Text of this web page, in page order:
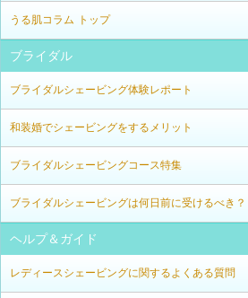
うる肌コラム トップ
ブライダル
ブライダルシェービング体験レポート
和装婚でシェービングをするメリット
ブライダルシェービングコース特集
ブライダルシェービングは何日前に受けるべき？
ヘルプ＆ガイド
レディースシェービングに関するよくある質問